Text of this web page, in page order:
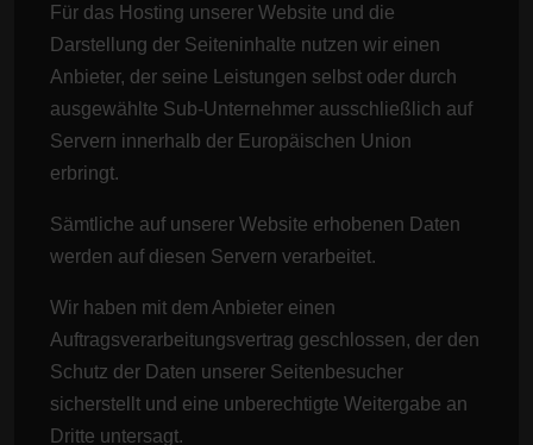
Für das Hosting unserer Website und die
Darstellung der Seiteninhalte nutzen wir einen
Anbieter, der seine Leistungen selbst oder durch
ausgewählte Sub-Unternehmer ausschließlich auf
Servern innerhalb der Europäischen Union
erbringt.
Sämtliche auf unserer Website erhobenen Daten
werden auf diesen Servern verarbeitet.
Wir haben mit dem Anbieter einen
Auftragsverarbeitungsvertrag geschlossen, der den
Schutz der Daten unserer Seitenbesucher
sicherstellt und eine unberechtigte Weitergabe an
Dritte untersagt.